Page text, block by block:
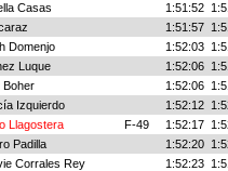
Casas 1:51:52
1:51:57
Domenjo 1:52:03
Luque 1:52:06
Boher 1:52:06
Izquierdo 1:52:12
Llagostera F-49 1:52:17
Padilla 1:52:20
Corrales Rey 1:52:23